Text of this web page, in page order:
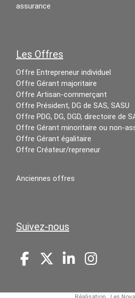
assurance
Les Offres
Offre Entrepreneur individuel
Offre Gérant majoritaire
Offre Artisan-commerçant
Offre Président, DG de SAS, SASU
Offre PDG, DG, DGD, directoire de
Offre Gérant minoritaire ou non-
Offre Gérant égalitaire
Offre Créateur/repreneur
Anciennes offres
Suivez-nous